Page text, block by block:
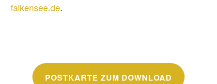
falkensee.de.
POSTKARTE ZUM DOWNLOAD